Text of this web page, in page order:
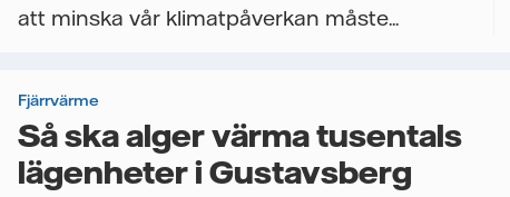
att minska vår klimatpåverkan måste...
Fjärrvärme
Så ska alger värma tusentals
lägenheter i Gustavsberg